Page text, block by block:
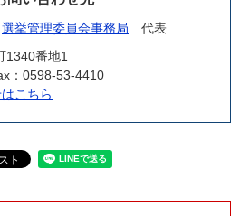
選挙管理委員会事務局
代表
1340番地1
：0598-53-4410
こちら